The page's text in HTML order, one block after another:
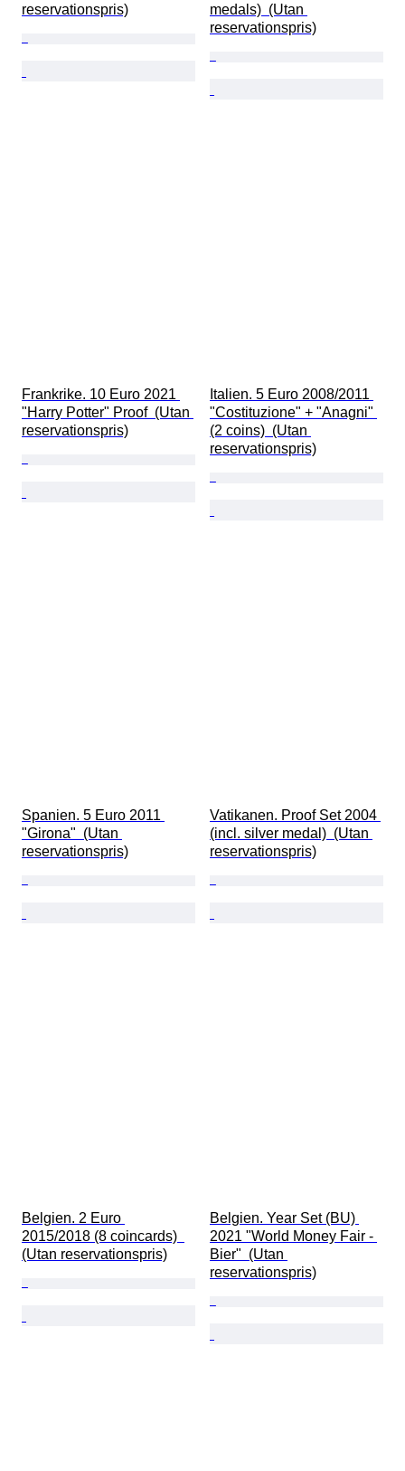
reservationspris)
medals)  (Utan
reservationspris)
Frankrike. 10 Euro 2021
"Harry Potter" Proof  (Utan
reservationspris)
Italien. 5 Euro 2008/2011
"Costituzione" + "Anagni"
(2 coins)  (Utan
reservationspris)
Spanien. 5 Euro 2011
"Girona"  (Utan
reservationspris)
Vatikanen. Proof Set 2004
(incl. silver medal)  (Utan
reservationspris)
Belgien. 2 Euro
2015/2018 (8 coincards)
(Utan reservationspris)
Belgien. Year Set (BU)
2021 "World Money Fair -
Bier"  (Utan
reservationspris)